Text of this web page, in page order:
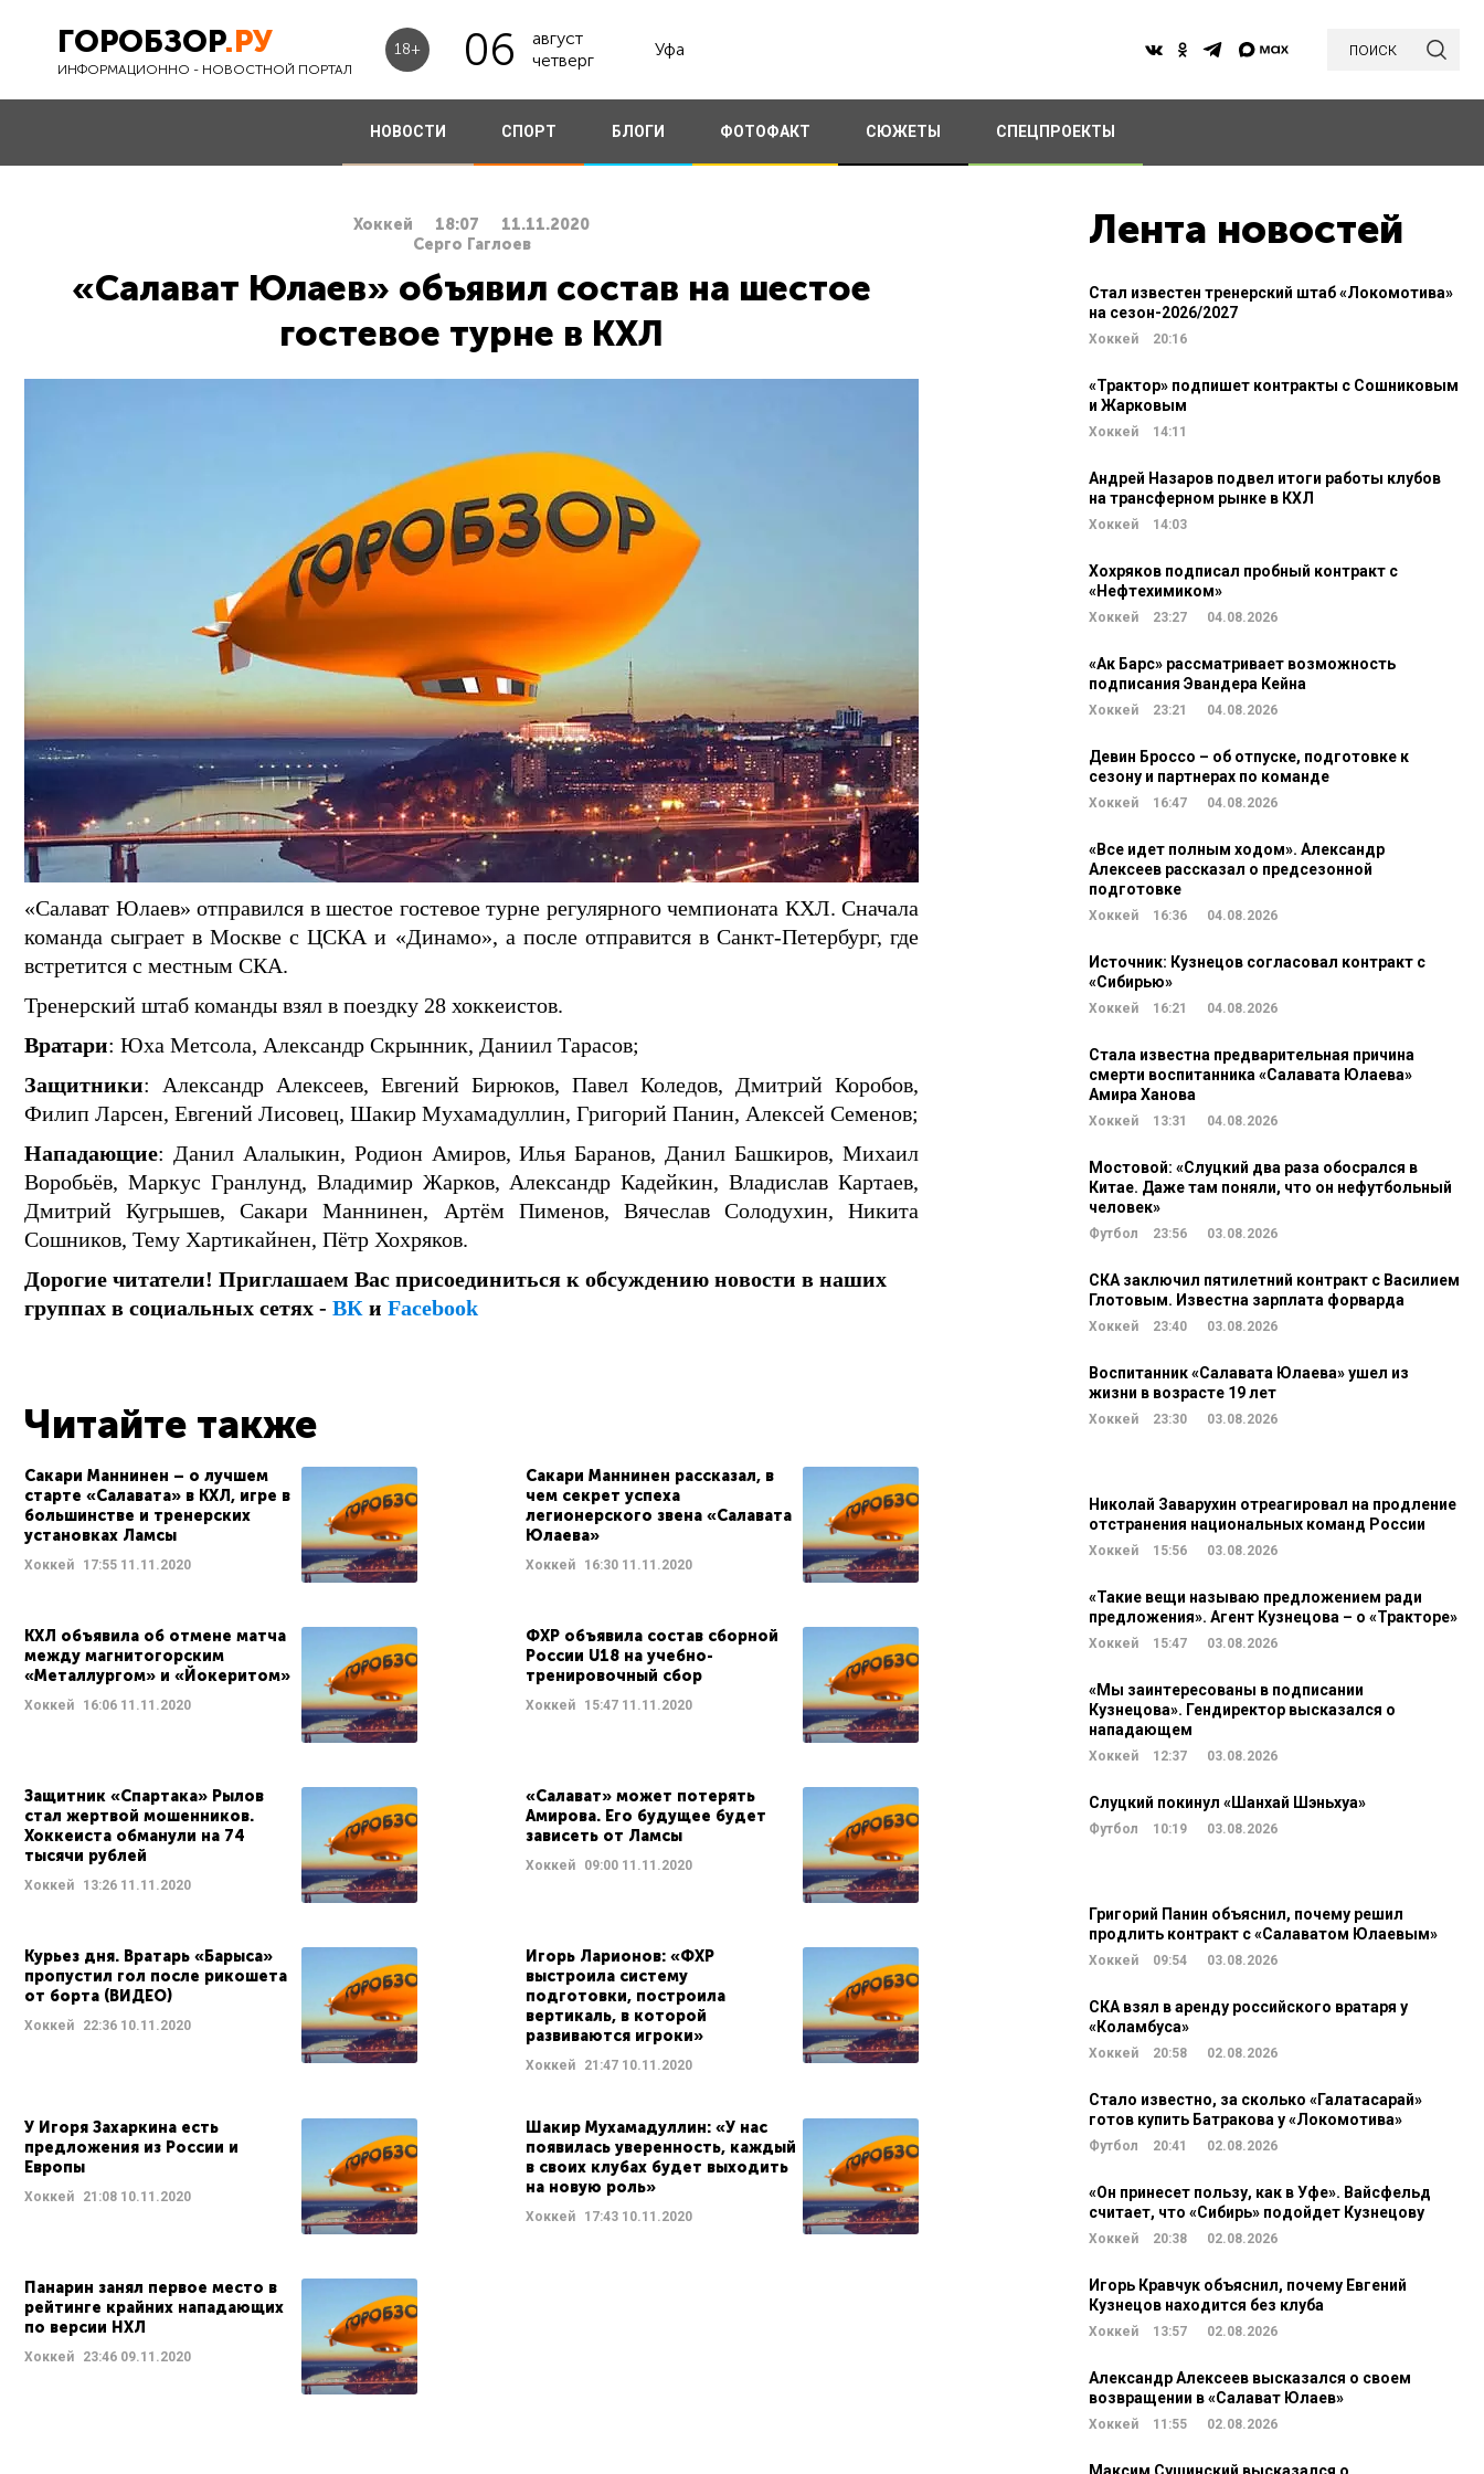
ГОРОБЗОР.РУ
ИНФОРМАЦИОННО - НОВОСТНОЙ ПОРТАЛ
18+ 06
август
четверг
Уфа поиск
НОВОСТИ СПОРТ БЛОГИ ФОТОФАКТ СЮЖЕТЫ СПЕЦПРОЕКТЫ
Хоккей 18:07
11.11.2020
Серго Гаглоев
«Салават Юлаев» объявил состав на шестое
гостевое турне в КХЛ
«Салават Юлаев» отправился в шестое гостевое турне регулярного чемпионата КХЛ. Сначала
команда сыграет в Москве с ЦСКА и «Динамо», а после отправится в Санкт-Петербург, где
встретится с местным СКА.
Тренерский штаб команды взял в поездку 28 хоккеистов.
Вратари: Юха Метсола, Александр Скрынник, Даниил Тарасов;
Защитники: Александр Алексеев, Евгений Бирюков, Павел Коледов, Дмитрий Коробов,
Филип Ларсен, Евгений Лисовец, Шакир Мухамадуллин, Григорий Панин, Алексей Семенов;
Нападающие: Данил Алалыкин, Родион Амиров, Илья Баранов, Данил Башкиров, Михаил
Воробьёв, Маркус Гранлунд, Владимир Жарков, Александр Кадейкин, Владислав Картаев,
Дмитрий Кугрышев, Сакари Маннинен, Артём Пименов, Вячеслав Солодухин, Никита
Сошников, Тему Хартикайнен, Пётр Хохряков.
Дорогие читатели! Приглашаем Вас присоединиться к обсуждению новости в наших
группах в социальных сетях - ВК и Facebook
Читайте также
Сакари Маннинен – о лучшем
старте «Салавата» в КХЛ, игре в
большинстве и тренерских
установках Ламсы
Хоккей 17:55 11.11.2020
Сакари Маннинен рассказал, в
чем секрет успеха
легионерского звена «Салавата
Юлаева»
Хоккей 16:3011.11.2020
КХЛ объявила об отмене матча
между магнитогорским
«Металлургом» и «Йокеритом»
Хоккей 16:06 11.11.2020
ФХР объявила состав сборной
России U18 на учебно-
тренировочный сбор
Хоккей 15:4711.11.2020
Защитник «Спартака» Рылов
стал жертвой мошенников.
Хоккеиста обманули на 74
тысячи рублей
Хоккей 13:26 11.11.2020
«Салават» может потерять
Амирова. Его будущее будет
зависеть от Ламсы
Хоккей 09:0011.11.2020
Курьез дня. Вратарь «Барыса»
пропустил гол после рикошета
от борта (ВИДЕО)
Хоккей 22:36 10.11.2020
Игорь Ларионов: «ФХР
выстроила систему
подготовки, построила
вертикаль, в которой
развиваются игроки»
Хоккей 21:4710.11.2020
У Игоря Захаркина есть
предложения из России и
Европы
Хоккей 21:08 10.11.2020
Шакир Мухамадуллин: «У нас
появилась уверенность, каждый
в своих клубах будет выходить
на новую роль»
Хоккей 17:4310.11.2020
Панарин занял первое место в
рейтинге крайних нападающих
по версии НХЛ
Хоккей 23:46 09.11.2020
Лента новостей
Стал известен тренерский штаб «Локомотива»
на сезон-2026/2027
Хоккей 20:16
«Трактор» подпишет контракты с Сошниковым
и Жарковым
Хоккей 14:11
Андрей Назаров подвел итоги работы клубов
на трансферном рынке в КХЛ
Хоккей 14:03
Хохряков подписал пробный контракт с
«Нефтехимиком»
Хоккей 23:27 04.08.2026
«Ак Барс» рассматривает возможность
подписания Эвандера Кейна
Хоккей 23:21 04.08.2026
Девин Броссо – об отпуске, подготовке к
сезону и партнерах по команде
Хоккей 16:47 04.08.2026
«Все идет полным ходом». Александр
Алексеев рассказал о предсезонной
подготовке
Хоккей 16:36 04.08.2026
Источник: Кузнецов согласовал контракт с
«Сибирью»
Хоккей 16:21 04.08.2026
Стала известна предварительная причина
смерти воспитанника «Салавата Юлаева»
Амира Ханова
Хоккей 13:31 04.08.2026
Мостовой: «Слуцкий два раза обосрался в
Китае. Даже там поняли, что он нефутбольный
человек»
Футбол 23:56 03.08.2026
СКА заключил пятилетний контракт с Василием
Глотовым. Известна зарплата форварда
Хоккей 23:40 03.08.2026
Воспитанник «Салавата Юлаева» ушел из
жизни в возрасте 19 лет
Хоккей 23:30 03.08.2026
Николай Заварухин отреагировал на продление
отстранения национальных команд России
Хоккей 15:56 03.08.2026
«Такие вещи называю предложением ради
предложения». Агент Кузнецова – о «Тракторе»
Хоккей 15:47 03.08.2026
«Мы заинтересованы в подписании
Кузнецова». Гендиректор высказался о
нападающем
Хоккей 12:37 03.08.2026
Слуцкий покинул «Шанхай Шэньхуа»
Футбол 10:19 03.08.2026
Григорий Панин объяснил, почему решил
продлить контракт с «Салаватом Юлаевым»
Хоккей 09:54 03.08.2026
СКА взял в аренду российского вратаря у
«Коламбуса»
Хоккей 20:58 02.08.2026
Стало известно, за сколько «Галатасарай»
готов купить Батракова у «Локомотива»
Футбол 20:41 02.08.2026
«Он принесет пользу, как в Уфе». Вайсфельд
считает, что «Сибирь» подойдет Кузнецову
Хоккей 20:38 02.08.2026
Игорь Кравчук объяснил, почему Евгений
Кузнецов находится без клуба
Хоккей 13:57 02.08.2026
Александр Алексеев высказался о своем
возвращении в «Салават Юлаев»
Хоккей 11:55 02.08.2026